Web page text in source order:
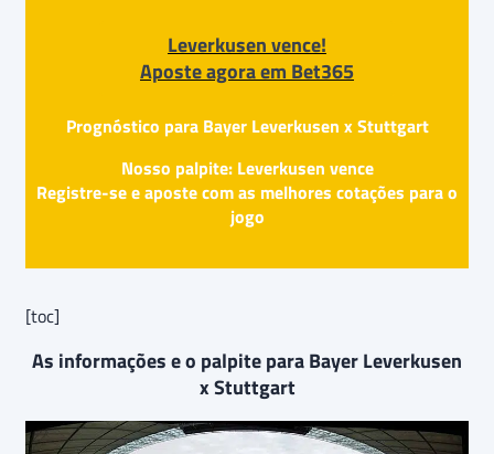
Leverkusen vence!
Aposte agora em Bet365
Prognóstico para Bayer Leverkusen x Stuttgart
Nosso palpite: Leverkusen vence
Registre-se e aposte com as melhores cotações para o
jogo
[toc]
As informações e o palpite para Bayer Leverkusen
x Stuttgart